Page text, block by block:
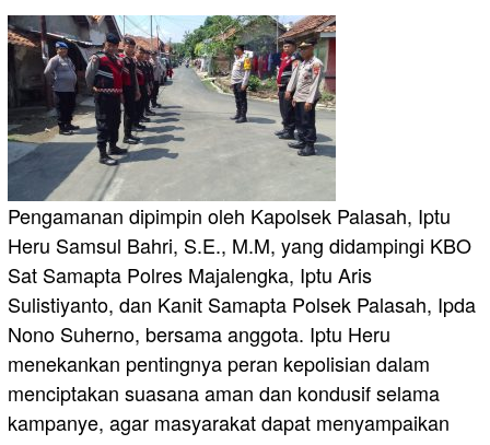
Pengamanan dipimpin oleh Kapolsek Palasah, Iptu
Heru Samsul Bahri, S.E., M.M, yang didampingi KBO
Sat Samapta Polres Majalengka, Iptu Aris
Sulistiyanto, dan Kanit Samapta Polsek Palasah, Ipda
Nono Suherno, bersama anggota. Iptu Heru
menekankan pentingnya peran kepolisian dalam
menciptakan suasana aman dan kondusif selama
kampanye, agar masyarakat dapat menyampaikan